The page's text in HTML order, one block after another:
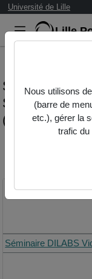
Université de Lille
Statistiques
Séminaire
(portugal-cfrg)
Titre
Séminaire DILABS
Nous utilisons
(barre de
etc.), gérer la
trafic du